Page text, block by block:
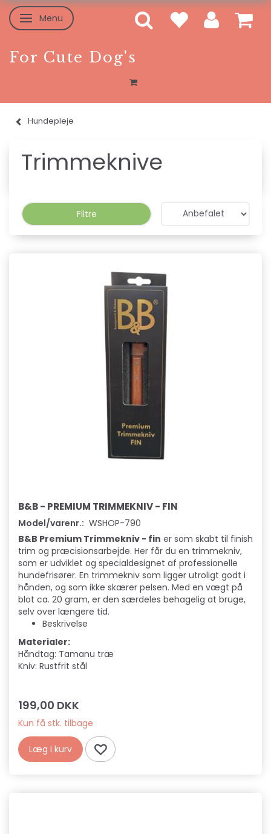
Skifte navigation
Menu
For Cute Dog's
Hundepleje
Trimmeknive
Filtre
B&B - PREMIUM TRIMMEKNIV - FIN
Model/varenr.: WSHOP-790
B&B Premium Trimmekniv - fin er som skabt til finish
trim og præcisionsarbejde. Her får du en trimmekniv,
som er udviklet og specialdesignet af professionelle
hundefrisører. En trimmekniv som ligger utroligt godt i
hånden, og som ikke skærer pelsen. Med en vægt på
blot ca. 20 gram, er den særdeles behagelig at bruge,
selv over længere tid.
Beskrivelse
Materialer:
Håndtag: Tamanu træ
Kniv: Rustfrit stål
199,00 DKK
Kun få stk. tilbage
Læg i kurv